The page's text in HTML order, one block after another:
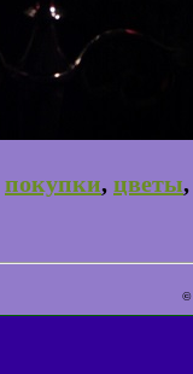
покупки, цветы
©